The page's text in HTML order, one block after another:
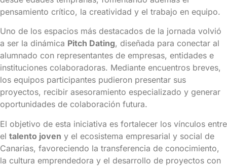
pensamiento crítico, la creatividad y el trabajo en equipo.
Uno de los espacios más destacados de la jornada volvió
a ser la dinámica Pitch Dating, diseñada para conectar al
alumnado con representantes de empresas, entidades e
instituciones colaboradoras. Mediante encuentros breves,
los equipos participantes pudieron presentar sus
proyectos, recibir asesoramiento especializado y generar
oportunidades de colaboración futura.
El objetivo de esta iniciativa es fortalecer los vínculos entre
el talento joven y el ecosistema empresarial y social de
Canarias, favoreciendo la transferencia de conocimiento,
la cultura emprendedora y el desarrollo de proyectos con